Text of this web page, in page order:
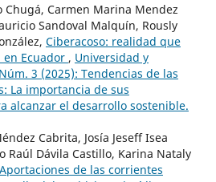
Chugá, Carmen Marina Mendez
Sandoval Malquín, Rously
Ciberacoso: realidad que
Ecuador , Universidad y
3 (2025): Tendencias de las
La importancia de sus
alcanzar el desarrollo sostenible.
Cabrita, Josía Jeseff Isea
Raúl Dávila Castillo, Karina Nataly
Aportaciones de las corrientes